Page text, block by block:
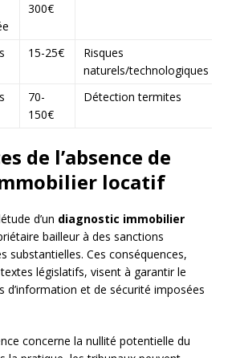
300€
15-25€
Risques
naturels/technologiques
70-
150€
Détection termites
de l’absence de
locatif
d’un diagnostic immobilier
bailleur à des sanctions
substantielles. Ces conséquences,
législatifs, visent à garantir le
d’information et de sécurité imposées
concerne la nullité potentielle du